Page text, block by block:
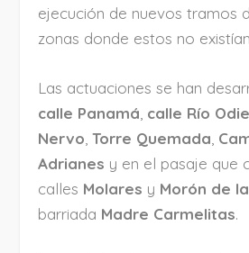
ejecución de nuevos tramos
zonas donde estos no
Las actuaciones se han
calle Panamá calle Río
Nervo ,Torre Quemada
Adrianes y en el pasaje que
calles Molares y Morón de
barriada Madre Carmelitas.